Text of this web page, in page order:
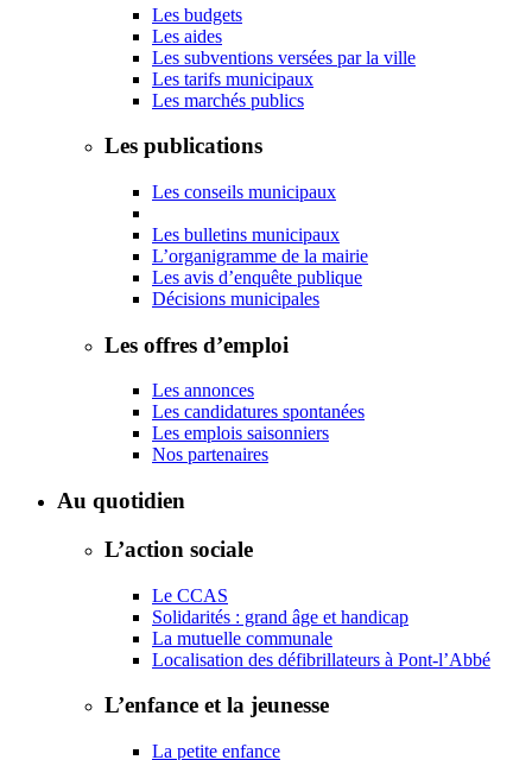
Les budgets
Les aides
Les subventions versées par la ville
Les tarifs municipaux
Les marchés publics
Les publications
Les conseils municipaux
Les bulletins municipaux
L’organigramme de la mairie
Les avis d’enquête publique
Décisions municipales
Les offres d’emploi
Les annonces
Les candidatures spontanées
Les emplois saisonniers
Nos partenaires
Au quotidien
L’action sociale
Le CCAS
Solidarités : grand âge et handicap
La mutuelle communale
Localisation des défibrillateurs à Pont-l’Abbé
L’enfance et la jeunesse
La petite enfance